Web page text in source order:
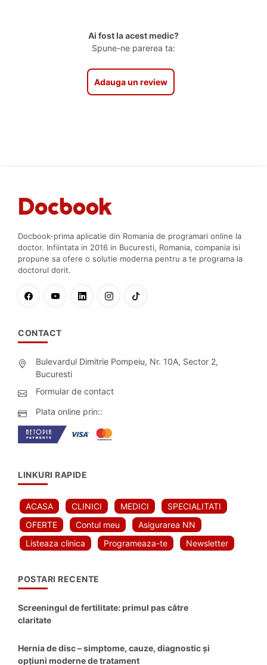
Ai fost la acest medic?
Spune-ne parerea ta:
Adauga un review
Docbook-prima aplicatie din Romania de programari online la
doctor. Infiintata in 2016 in Bucuresti, Romania, compania isi
propune sa ofere o solutie moderna pentru a te programa la
doctorul dorit.
CONTACT
Bulevardul Dimitrie Pompeiu, Nr. 10A, Sector 2,
Bucuresti
Formular de contact
Plata online prin::
LINKURI RAPIDE
ACASA CLINICI MEDICI
SPECIALITATI
OFERTE
Contul meu
Asigurarea NN
Listeaza clinica
Programeaza-te Newsletter
POSTARI RECENTE
Screeningul de fertilitate: primul pas către
claritate
Hernia de disc – simptome, cauze, diagnostic și
opțiuni moderne de tratament